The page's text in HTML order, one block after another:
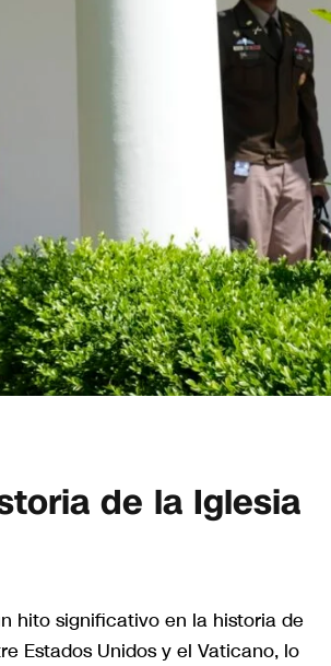
de la Iglesia
hito significativo en la historia de
Estados Unidos y el Vaticano, lo